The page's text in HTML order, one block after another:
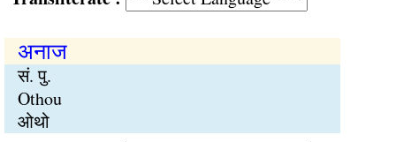
अनाज
सं. पु.
Othou
ओथो